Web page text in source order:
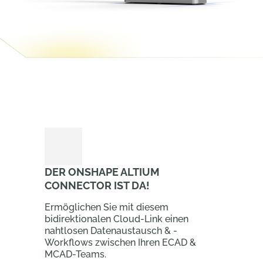
DER ONSHAPE ALTIUM
CONNECTOR IST DA!
Ermöglichen Sie mit diesem
bidirektionalen Cloud-Link einen
nahtlosen Datenaustausch & -
Workflows zwischen Ihren ECAD &
MCAD-Teams.